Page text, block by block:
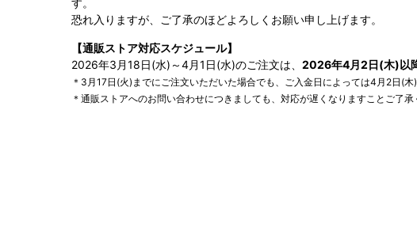
恐れ入りますが、ご了承のほどよろしくお願い申し上げます。
【通販ストア対応スケジュール】
2026年3月18日(水)～4月1日(水)のご注文は、 2026年4月2日(木)以
＊3月17日(火)までにご注文いただいた場合でも、ご入金日によっては4月2日(木
＊通販ストアへのお問い合わせにつきましても、対応が遅くなりますことご了承